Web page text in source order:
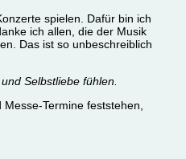
spielen. Dafür bin ich
ich allen, die der Musik
Das ist so unbeschreiblich
Selbstliebe fühlen.
Termine feststehen,